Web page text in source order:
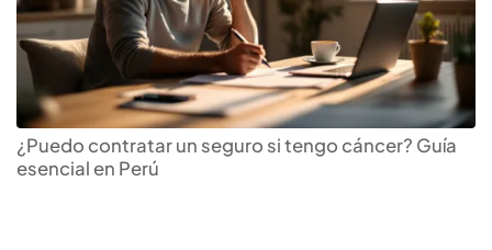
¿Puedo contratar un seguro si tengo cáncer? Guía
esencial en Perú